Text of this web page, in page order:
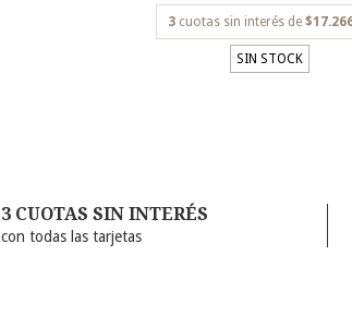
3 cuotas sin interés de
SIN STOCK
3 CUOTAS SIN INTERÉS
con todas las tarjetas